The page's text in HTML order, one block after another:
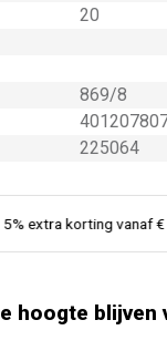
20
869/8
225064
extra korting vanaf €
hoogte blijven